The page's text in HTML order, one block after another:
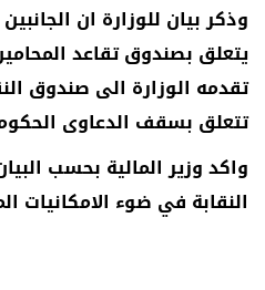
وذكر بيان للوزارة ان
يتعلق بصندوق تقاعد
تقدمه الوزارة الى صندوق
تتعلق بسقف الدعاوى
واكد وزير المالية بحسب
النقابة في ضوء الامكانيات